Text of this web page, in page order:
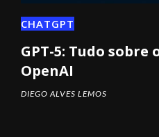
CHATGPT
GPT-5: Tudo sobre
OpenAI
DIEGO ALVES LEMOS